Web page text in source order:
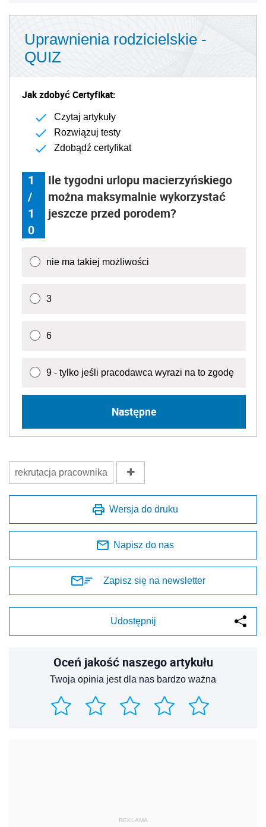
Uprawnienia rodzicielskie -
QUIZ
Jak zdobyć Certyfikat:
Czytaj artykuły
Rozwiązuj testy
Zdobądź certyfikat
1
/
1
0
Ile tygodni urlopu macierzyńskiego
można maksymalnie wykorzystać
jeszcze przed porodem?
nie ma takiej możliwości
3
6
9 - tylko jeśli pracodawca wyrazi na to zgodę
Następne
rekrutacja pracownika
Wersja do druku
Napisz do nas
Zapisz się na newsletter
Udostępnij
Oceń jakość naszego artykułu
Twoja opinia jest dla nas bardzo ważna
REKLAMA